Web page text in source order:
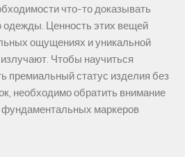
что-то доказывать
Ценность этих вещей
ощущениях и уникальной
Чтобы научиться
премиальный статус изделия без
необходимо обратить внимание
маркеров